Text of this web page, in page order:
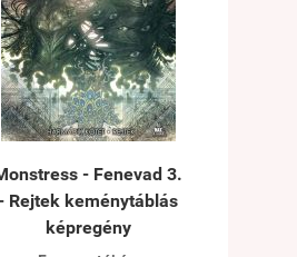
- Fenevad 3.
Rejtek keménytáblás
képregény